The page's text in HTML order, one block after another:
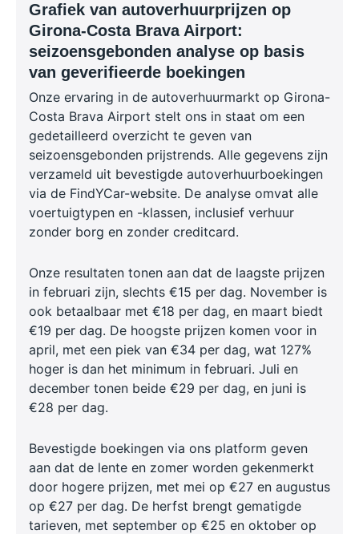
Grafiek van autoverhuurprijzen op
Girona-Costa Brava Airport:
seizoensgebonden analyse op basis
van geverifieerde boekingen
Onze ervaring in de autoverhuurmarkt op Girona-
Costa Brava Airport stelt ons in staat om een
gedetailleerd overzicht te geven van
seizoensgebonden prijstrends. Alle gegevens zijn
verzameld uit bevestigde autoverhuurboekingen
via de FindYCar-website. De analyse omvat alle
voertuigtypen en -klassen, inclusief verhuur
zonder borg en zonder creditcard.
Onze resultaten tonen aan dat de laagste prijzen
in februari zijn, slechts €15 per dag. November is
ook betaalbaar met €18 per dag, en maart biedt
€19 per dag. De hoogste prijzen komen voor in
april, met een piek van €34 per dag, wat 127%
hoger is dan het minimum in februari. Juli en
december tonen beide €29 per dag, en juni is
€28 per dag.
Bevestigde boekingen via ons platform geven
aan dat de lente en zomer worden gekenmerkt
door hogere prijzen, met mei op €27 en augustus
op €27 per dag. De herfst brengt gematigde
tarieven, met september op €25 en oktober op